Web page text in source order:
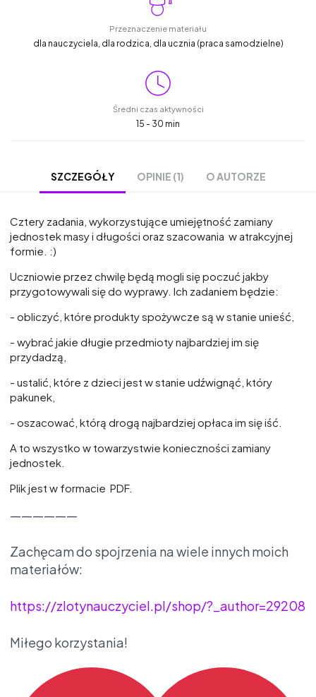
Przeznaczenie materiału
dla nauczyciela, dla rodzica, dla ucznia (praca samodzielne)
Średni czas aktywności
15 - 30 min
SZCZEGÓŁY OPINIE (1) O AUTORZE
Cztery zadania, wykorzystujące umiejętność zamiany
jednostek masy i długości oraz szacowania w atrakcyjnej
formie. :)
Uczniowie przez chwilę będą mogli się poczuć jakby
przygotowywali się do wyprawy. Ich zadaniem będzie:
- obliczyć, które produkty spożywcze są w stanie unieść,
- wybrać jakie długie przedmioty najbardziej im się
przydadzą,
- ustalić, które z dzieci jest w stanie udźwignąć, który
pakunek,
- oszacować, którą drogą najbardziej opłaca im się iść.
A to wszystko w towarzystwie konieczności zamiany
jednostek.
Plik jest w formacie PDF.
——————
Zachęcam do spojrzenia na wiele innych moich
materiałów:
https://zlotynauczyciel.pl/shop/?_author=29208
Miłego korzystania!